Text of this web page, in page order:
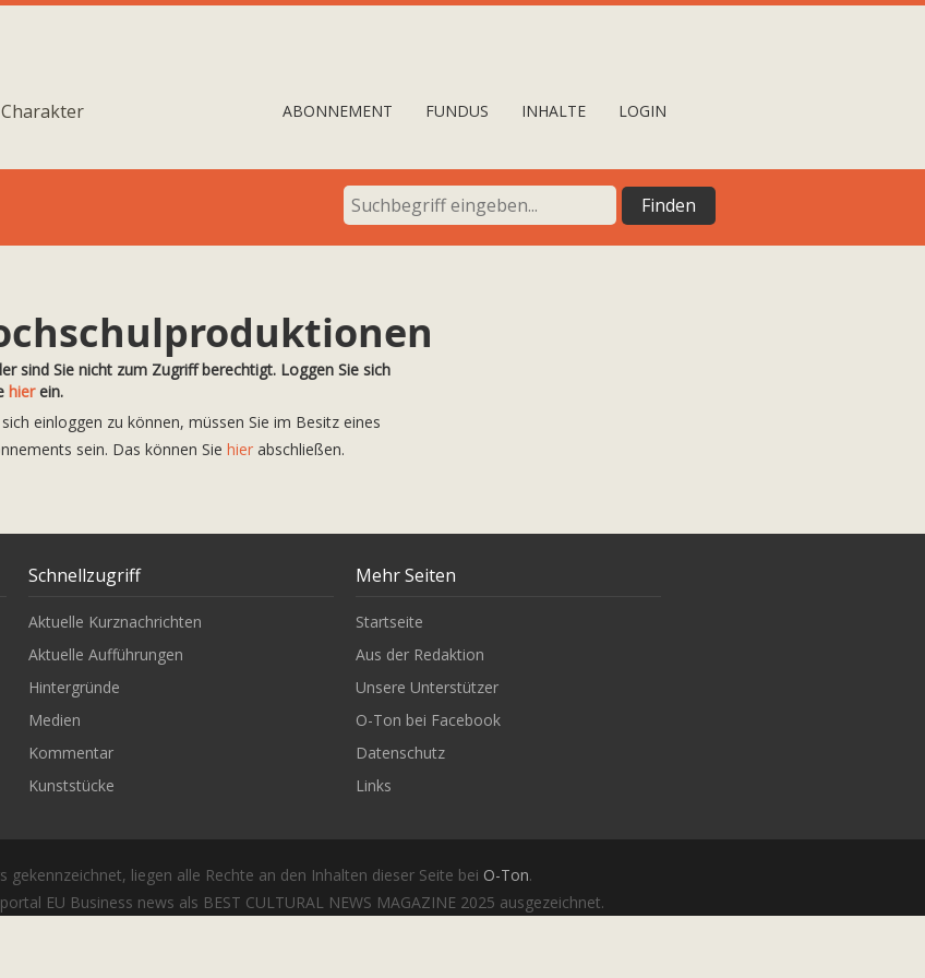
ABONNEMENT FUNDUS INHALTE LOGIN
sind Sie nicht zum Zugriff berechtigt. Loggen Sie sich
hierein.
einloggen zu können, müssen Sie im Besitz eines
sein. Das können Siehier abschließen.
gekennzeichnet, liegen alle Rechte an den Inhalten dieser Seite bei O-Ton.
EU Business news als BEST CULTURAL NEWS MAGAZINE 2025 ausgezeichnet.
Schnellzugriff
Aktuelle Kurznachrichten
Aktuelle Aufführungen
Hintergründe
Medien
Kommentar
Kunststücke
Mehr Seiten
Startseite
Aus der Redaktion
Unsere Unterstützer
O-Ton bei Facebook
Datenschutz
Links